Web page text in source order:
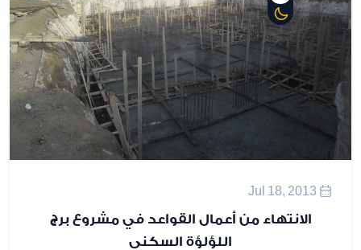
من أعمال القواعد في مشروع برج
اللؤلؤة السكني